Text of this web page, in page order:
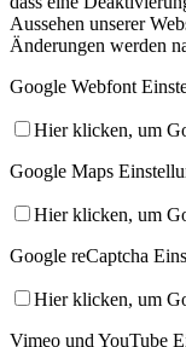
Aussehen unserer
Änderungen werden
Google Webfont
Hier klicken, um
Google Maps
Hier klicken, um
Google reCaptcha
Hier klicken, um
Vimeo und YouTube